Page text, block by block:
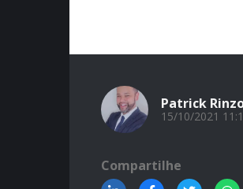
Patrick
15/10/2021
Compartilhe